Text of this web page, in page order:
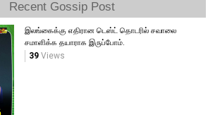
Recent Gossip Post
இலங்கைக்கு எதிரான டெஸ்ட் தொடரில் சவாலை
சமாளிக்க தயாராக இருப்போம்.
39Views